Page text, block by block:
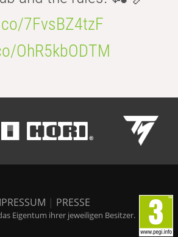
7FvsBZ4tzF
OhR5kbODTM
| PRESSE
Eigentum ihrer jeweiligen Besitzer.